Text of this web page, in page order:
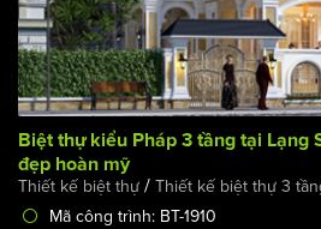
Biệt thự kiểu Pháp 3 tầng tại Lạng
đẹp hoàn mỹ
Thiết kế biệt thự / Thiết kế biệt thự 3
Mã công trình: BT-1910